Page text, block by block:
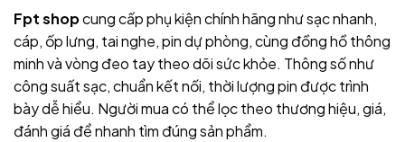
Fpt shopcung cấp phụ kiện chính hãng như sạc nhanh,
cáp, ốp lưng, tai nghe, pin dự phòng, cùng đồng hồ thông
minh và vòng đeo tay theo dõi sức khỏe. Thông số như
công suất sạc, chuẩn kết nối, thời lượng pin được trình
bày dễ hiểu. Người mua có thể lọc theo thương hiệu, giá,
đánh giá để nhanh tìm đúng sản phẩm.